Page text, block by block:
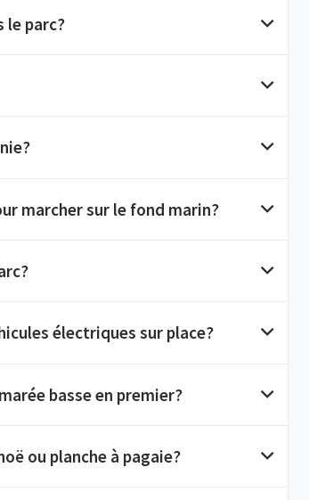
le parc?
marcher sur le fond marin?
électriques sur place?
basse en premier?
ou planche à pagaie?